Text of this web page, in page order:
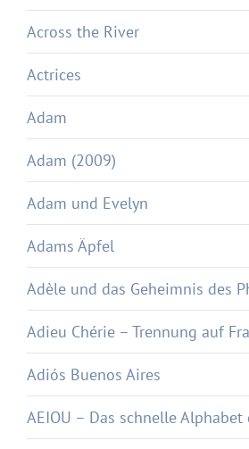
Across the River
Actrices
Adam
Adam (2009)
Adam und Evelyn
Adams Äpfel
Adèle und das Geheimnis des
Adieu Chérie – Trennung auf
Adiós Buenos Aires
AEIOU – Das schnelle Alphabet